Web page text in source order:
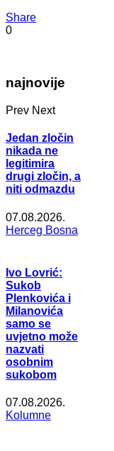
Share
0
najnovije
Prev Next
Jedan zločin
nikada ne
legitimira
drugi zločin, a
niti odmazdu
07.08.2026.
Herceg Bosna
Ivo Lovrić:
Sukob
Plenkovića i
Milanovića
samo se
uvjetno može
nazvati
osobnim
sukobom
07.08.2026.
Kolumne